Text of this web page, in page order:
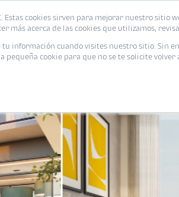
Estas cookies sirven para mejorar nuestro sitio
más acerca de las cookies que utilizamos,
tu información cuando visites nuestro sitio. Sin
pequeña cookie para que no se te solicite volver
Eventos Promociones